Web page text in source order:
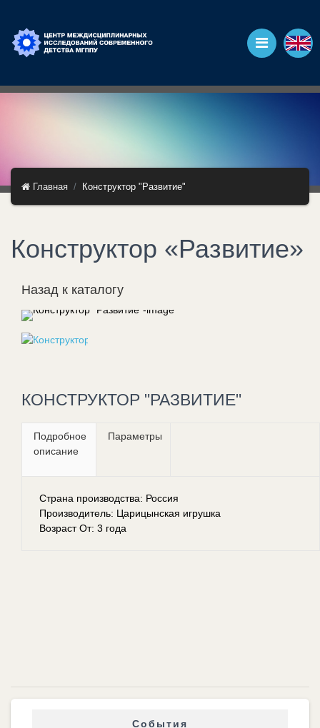
Главная Конструктор "Развитие"
Конструктор «Развитие»
Назад к каталогу
КОНСТРУКТОР "РАЗВИТИЕ"
Подробное
описание
Параметры
Страна производства: Россия
Производитель: Царицынская игрушка
Возраст От: 3 года
События